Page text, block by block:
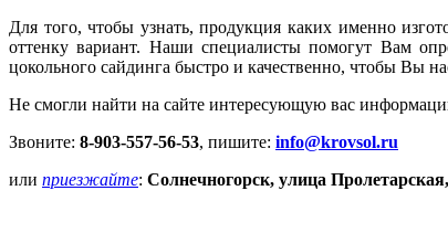
Для того, чтобы узнать, продукция каких именно
оттенку вариант. Наши специалисты помогут Вам
цокольного сайдинга быстро и качественно, чтобы Вы
Не смогли найти на сайте интересующую вас
Звоните: 8-903-557-56-53, пишите: info@krovsol.ru
или приезжайте: Солнечногорск, улица